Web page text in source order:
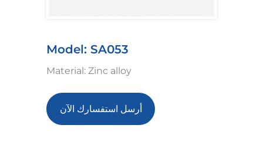
Model: SA053
Material: Zinc alloy
أرسل استفسارك الآن